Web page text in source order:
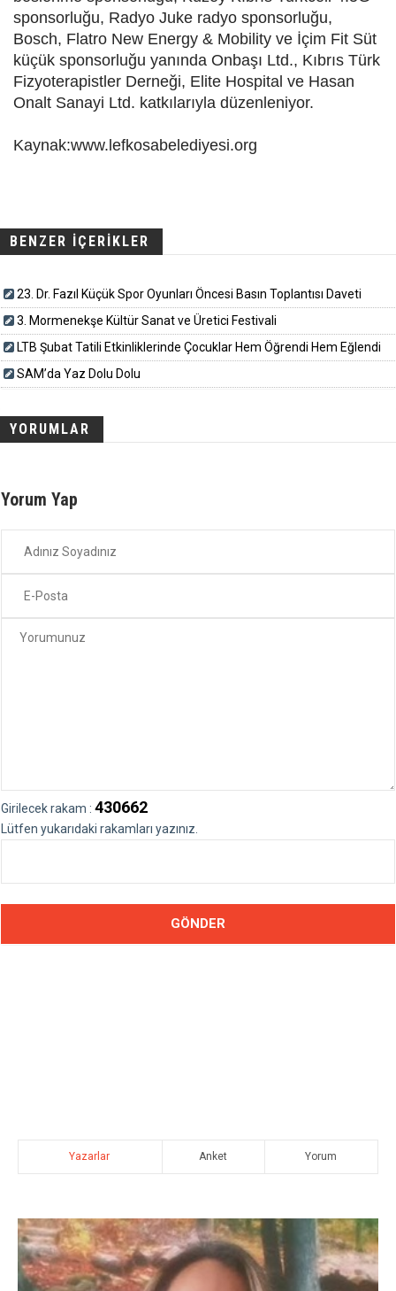
sponsorluğu, Radyo Juke radyo sponsorluğu,
Bosch, Flatro New Energy & Mobility ve İçim Fit Süt
küçük sponsorluğu yanında Onbaşı Ltd., Kıbrıs Türk
Fizyoterapistler Derneği, Elite Hospital ve Hasan
Onalt Sanayi Ltd. katkılarıyla düzenleniyor.
Kaynak:www.lefkosabelediyesi.org
BENZER İÇERİKLER
23. Dr. Fazıl Küçük Spor Oyunları Öncesi Basın Toplantısı Daveti
3. Mormenekşe Kültür Sanat ve Üretici Festivali
LTB Şubat Tatili Etkinliklerinde Çocuklar Hem Öğrendi Hem Eğlendi
SAM’da Yaz Dolu Dolu
YORUMLAR
Yorum Yap
Girilecek rakam : 430662
Lütfen yukarıdaki rakamları yazınız.
Yazarlar Anket Yorum